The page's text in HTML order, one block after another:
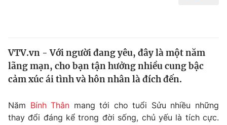
Thế giới
Thế giới đó đây
Kinh tế
VTV.vn - Với người đang yêu, đây là một năm
lãng mạn, cho bạn tận hưởng nhiều cung bậc
cảm xúc ái tình và hôn nhân là đích đến.
Năm Bính Thân mang tới cho tuổi Sửu nhiều những
thay đổi đáng kể trong đời sống, chủ yếu là tích cực.